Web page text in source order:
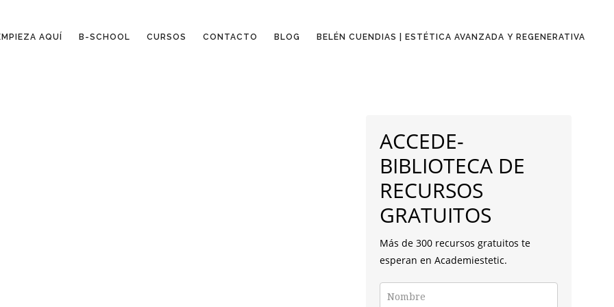
AQUÍ B-SCHOOL CURSOS CONTACTO BLOG BELÉN CUENDIAS | ESTÉTICA AVANZADA Y REGENERATIVA
LATERAL
PRINCIPAL
ACCEDE-
BIBLIOTECA DE
RECURSOS
GRATUITOS
Más de 300 recursos gratuitos te
esperan en Academiestetic.